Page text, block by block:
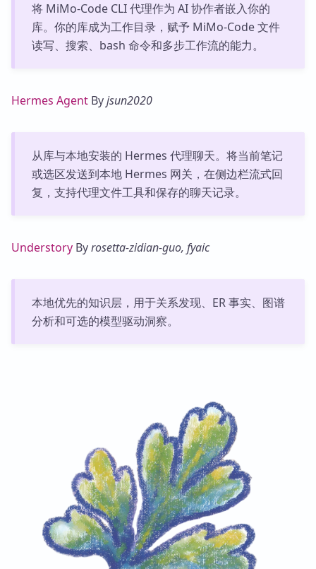
将 MiMo-Code CLI 代理作为 AI 协作者嵌入你的
库。你的库成为工作目录，赋予 MiMo-Code 文件
读写、搜索、bash 命令和多步工作流的能力。
Hermes Agent Byjsun2020
从库与本地安装的 Hermes 代理聊天。将当前笔记
或选区发送到本地 Hermes 网关，在侧边栏流式回
复，支持代理文件工具和保存的聊天记录。
Understory Byrosetta-zidian-guo, fyaic
本地优先的知识层，用于关系发现、ER 事实、图谱
分析和可选的模型驱动洞察。